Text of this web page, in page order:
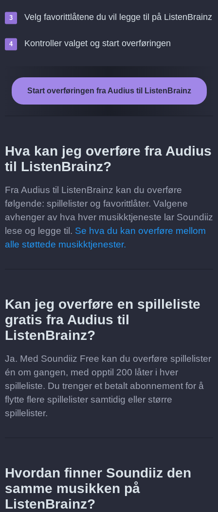
Velg favorittlåtene du vil legge til på ListenBrainz
Kontroller valget og start overføringen
Start overføringen fra Audius til ListenBrainz
Hva kan jeg overføre fra Audius
til ListenBrainz?
Fra Audius til ListenBrainz kan du overføre
følgende: spillelister og favorittlåter. Valgene
avhenger av hva hver musikktjeneste lar Soundiiz
lese og legge til. Se hva du kan overføre mellom
alle støttede musikktjenester.
Kan jeg overføre en spilleliste
gratis fra Audius til
ListenBrainz?
Ja. Med Soundiiz Free kan du overføre spillelister
én om gangen, med opptil 200 låter i hver
spilleliste. Du trenger et betalt abonnement for å
flytte flere spillelister samtidig eller større
spillelister.
Hvordan finner Soundiiz den
samme musikken på
ListenBrainz?